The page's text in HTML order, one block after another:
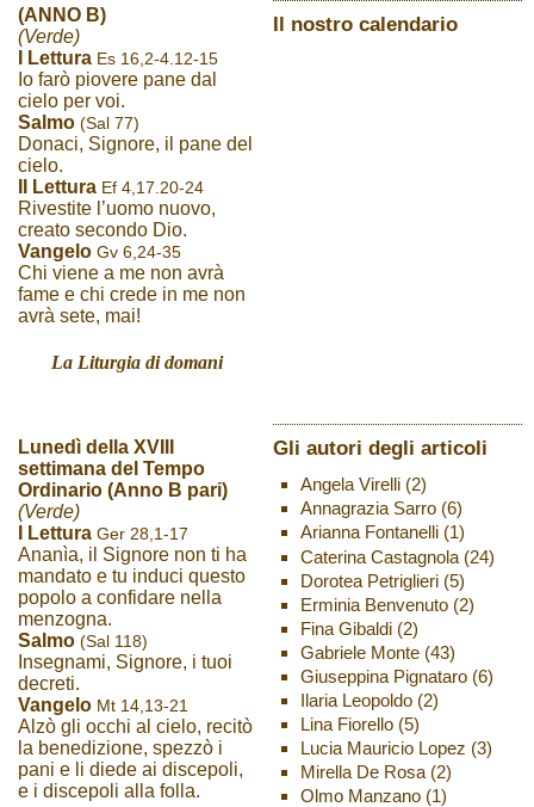
(ANNO B)
(Verde)
I Lettura Es 16,2-4.12-15
Io farò piovere pane dal
cielo per voi.
Salmo (Sal 77)
Donaci, Signore, il pane del
cielo.
II Lettura Ef 4,17.20-24
Rivestite l’uomo nuovo,
creato secondo Dio.
Vangelo Gv 6,24-35
Chi viene a me non avrà
fame e chi crede in me non
avrà sete, mai!
La Liturgia di domani
Lunedì della XVIII
settimana del Tempo
Ordinario (Anno B pari)
(Verde)
I Lettura Ger 28,1-17
Ananìa, il Signore non ti ha
mandato e tu induci questo
popolo a confidare nella
menzogna.
Salmo (Sal 118)
Insegnami, Signore, i tuoi
decreti.
Vangelo Mt 14,13-21
Alzò gli occhi al cielo, recitò
la benedizione, spezzò i
pani e li diede ai discepoli,
e i discepoli alla folla.
Il nostro calendario
Gli autori degli articoli
Angela Virelli(2)
Annagrazia Sarro(6)
Arianna Fontanelli(1)
Caterina Castagnola(24)
Dorotea Petriglieri(5)
Erminia Benvenuto(2)
Fina Gibaldi(2)
Gabriele Monte(43)
Giuseppina Pignataro(6)
Ilaria Leopoldo(2)
Lina Fiorello(5)
Lucia Mauricio Lopez (3)
Mirella De Rosa(2)
Olmo Manzano(1)